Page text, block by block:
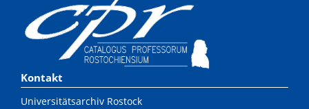
Kontakt
Universitätsarchiv Rostock